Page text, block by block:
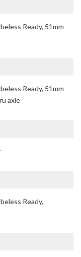
Ready, 51mm
Ready, 51mm
axle
Ready,